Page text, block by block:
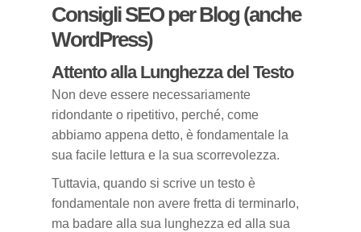
Consigli SEO per Blog (anche
WordPress)
Attento alla Lunghezza del Testo
Non deve essere necessariamente
ridondante o ripetitivo, perché, come
abbiamo appena detto, è fondamentale la
sua facile lettura e la sua scorrevolezza.
Tuttavia, quando si scrive un testo è
fondamentale non avere fretta di terminarlo,
ma badare alla sua lunghezza ed alla sua